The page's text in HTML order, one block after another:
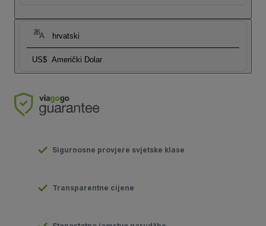
hrvatski
US$ Američki Dolar
Sigurnosne provjere svjetske klase
Transparentne cijene